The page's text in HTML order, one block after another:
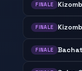
FINALE
FINALE
FINALE